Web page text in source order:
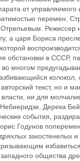
от
перемен.
Режиссер
а царя Бориса
обстановки в СССР,
многом
текст, но и
ни для
Дерека
события,
Годунов
закостенелых
общества